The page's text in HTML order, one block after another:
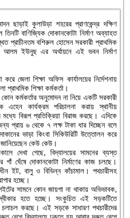
ছাড়াই কুলাউড়া শহরের প্রাণকেন্দ্র দক্ষিণ
বাণিজ্যিক দোকানকোটা নির্মাণ অব্যাহত
প্রাচীনতম বশিরুল হোসেন সরকারী প্রাথমিক
আলম ইউনুছ এর অর্থায়নে এই ভবন নির্মাণ
করে জেলা শিক্ষা অফিস কার্যালয়ের নির্দেশনায়
শিক্ষা কর্মকর্তা।
কোন কর্মকর্তার অনুমোদন না নিয়ে একটি সরকারী
এহেন কার্যক্রম পরিচালনা করায় স্থানীয়
মধ্যে বিরূপ প্রতিক্রিয়া বিরাজ করছে। এদিকে
প্রায় ৬ থেকে ৭ লক্ষ টাকা ধার দিচ্ছেন বলে
ভাড়া কিংবা সিকিউরিটি উত্তোলন করে
কেউ কেউ।
দেখা গেছে, বিদ্যালয়ের সামনের ব্যস্ত
গাঁ ঘেঁষে দোকানকোটা নির্মাণের কাজ চলছে।
ইট, বালু ও বিভিন্ন কাঁচামাল। পথচারীসহ
হচ্ছে।
সামনে কোন জায়গা না থাকায় অভিভাবক,
স্বীকার হতে হচ্ছে। সংকুচিত এই সড়কটিতে
চলাচল করছে। এই সড়কে সাধারণ পথচারীদের